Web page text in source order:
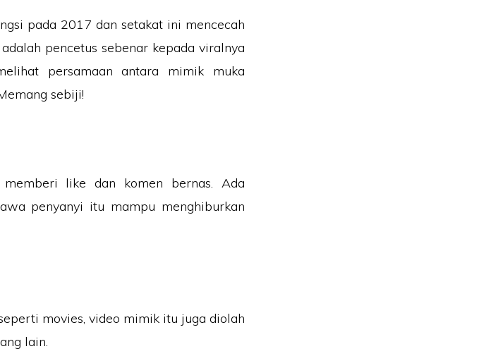
pada 2017 dan setakat ini mencecah
pencetus sebenar kepada viralnya
persamaan antara mimik muka
sebiji!
like dan komen bernas. Ada
penyanyi itu mampu menghiburkan
movies, video mimik itu juga diolah
lain.